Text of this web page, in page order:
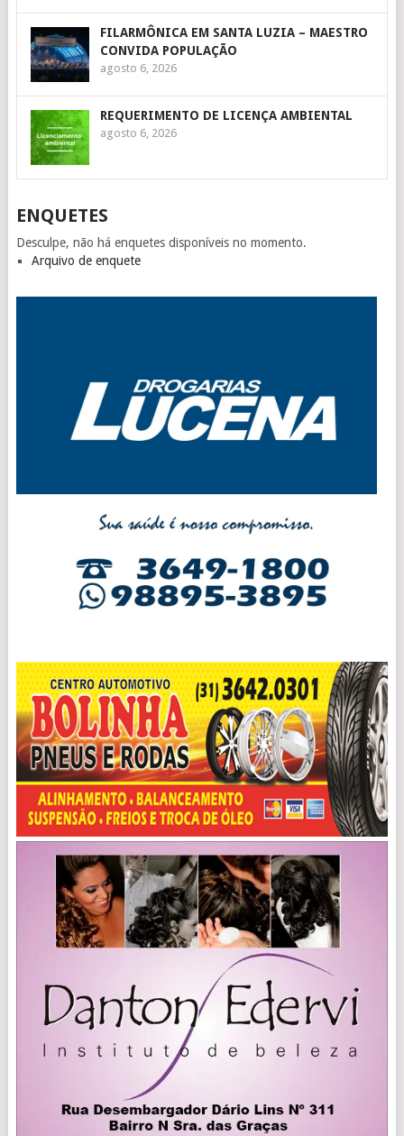
FILARMÔNICA EM SANTA LUZIA – MAESTRO
CONVIDA POPULAÇÃO
agosto 6, 2026
REQUERIMENTO DE LICENÇA AMBIENTAL
agosto 6, 2026
ENQUETES
Desculpe, não há enquetes disponíveis no momento.
Arquivo de enquete